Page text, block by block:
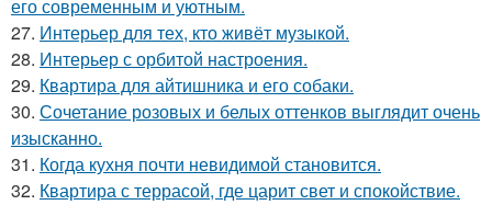
его современным и уютным.
27. Интерьер для тех, кто живёт музыкой.
28. Интерьер с орбитой настроения.
29. Квартира для айтишника и его собаки.
30. Сочетание розовых и белых оттенков выглядит очень
изысканно.
31. Когда кухня почти невидимой становится.
32. Квартира с террасой, где царит свет и спокойствие.